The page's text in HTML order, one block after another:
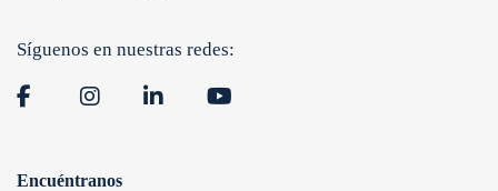
Síguenos en nuestras redes:
Encuéntranos